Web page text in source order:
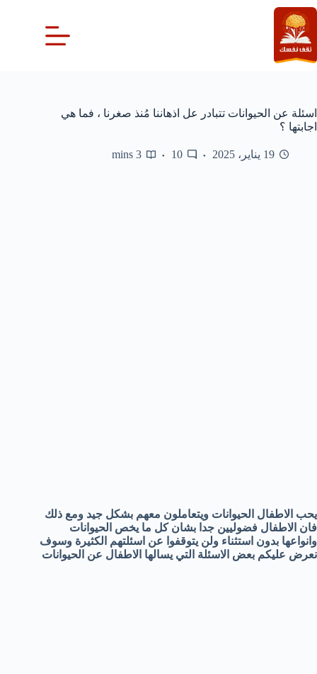
التجاوز
إلى
المحتوى
اسئلة عن الحيوانات تتبادر عل اذهاننا مُنذ صغرنا ، فما هي
اجابتها ؟
19 يناير، 2025 10
3 mins
يحب الاطفال الحيوانات ويتعاملون معهم بشكل جيد ومع ذلك
فان الاطفال فضوليين جدا بشان كل ما يخص الحيوانات
وانواعها بدون استثناء ولن يتوقفوا عن اسئلتهم الكثيرة وسوف
نعرض عليكم بعض الاسئلة التي يسالها الاطفال عن الحيوانات